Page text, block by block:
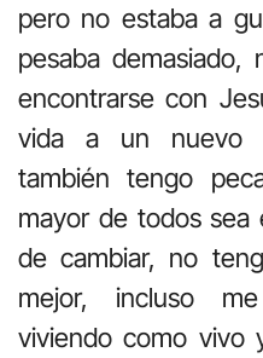
pero no estaba a
pesaba
encontrarse con
vida a un nuevo
también tengo
mayor de todos
de cambiar, no
mejor, incluso
viviendo como vivo